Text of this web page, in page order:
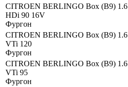
CITROEN BERLINGO Box (B9) 1.6
HDi 90 16V
Фургон
CITROEN BERLINGO Box (B9) 1.6
VTi 120
Фургон
CITROEN BERLINGO Box (B9) 1.6
VTi 95
Фургон